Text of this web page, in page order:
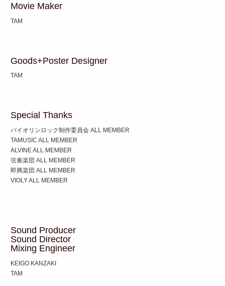
Movie Maker
TAM
Goods+Poster Designer
TAM
Special Thanks
バイオリンロック制作委員会 ALL MEMBER
TAMUSIC ALL MEMBER
ALVINE ALL MEMBER
弦奏楽団 ALL MEMBER
即興楽団 ALL MEMBER
VIOLY ALL MEMBER
Sound Producer
Sound Director
Mixing Engineer
KEIGO KANZAKI
TAM